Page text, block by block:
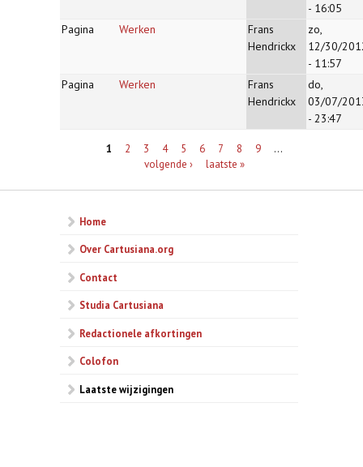
- 16:05
Pagina
Werken
Frans
Hendrickx
zo,
12/30/
- 11:57
Pagina
Werken
Frans
Hendrickx
do,
03/07/
- 23:47
Pagina's
1 2 3 4 5 6 7 8 9
…
volgende ›
laatste »
Home
Over Cartusiana.org
Contact
Studia Cartusiana
Redactionele afkortingen
Colofon
Laatste wijzigingen